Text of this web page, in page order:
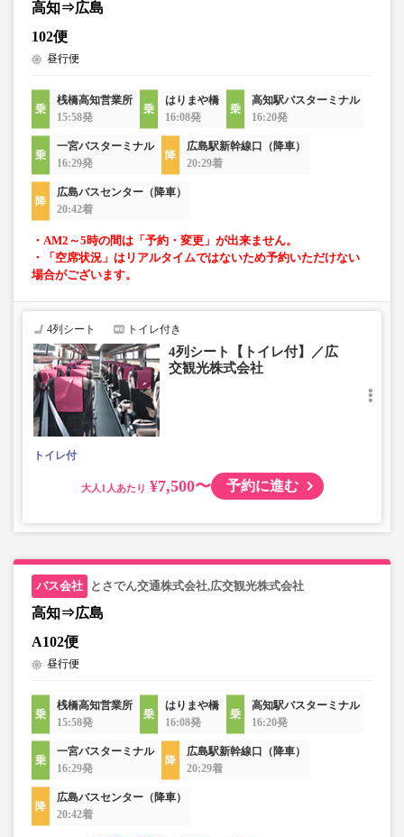
高知⇒広島
102便
昼行便
桟橋高知営業所
15:58発
はりまや橋
16:08発
高知駅バスターミナル
16:20発
一宮バスターミナル
16:29発
広島駅新幹線口（降車）
20:29着
広島バスセンター（降車）
20:42着
・AM2～5時の間は「予約・変更」が出来ません。
・「空席状況」はリアルタイムではないため予約いただけない
場合がございます。
4列シート トイレ付き
4列シート【トイレ付】／広
交観光株式会社
トイレ付
大人 ¥7,500〜 予約に進む
とさでん交通株式会社,広交観光株式会社
高知⇒広島
A102便
昼行便
桟橋高知営業所
15:58発
はりまや橋
16:08発
高知駅バスターミナル
16:20発
一宮バスターミナル
16:29発
広島駅新幹線口（降車）
20:29着
広島バスセンター（降車）
20:42着